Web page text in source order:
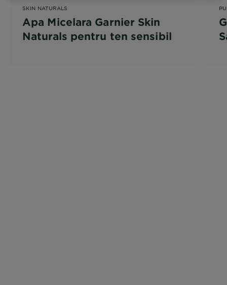
SKIN NATURALS
Apa Micelara Garnier Skin
Naturals pentru ten sensibil